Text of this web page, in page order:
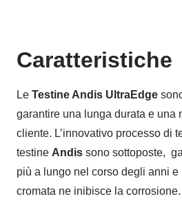
Caratteristiche
Le Testine Andis UltraEdge
garantire una lunga durata e una
cliente. L’innovativo processo di
testine Andis sono sottoposte,
più a lungo nel corso degli anni
cromata ne inibisce la corrosione.